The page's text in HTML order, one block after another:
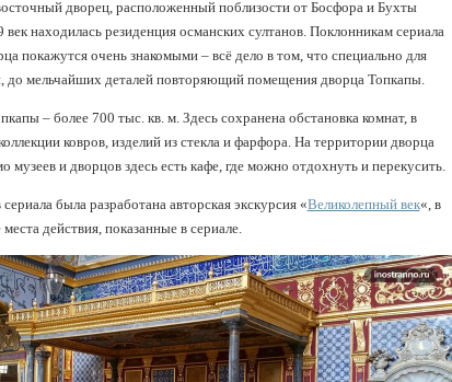
дворец, расположенный поблизости от Босфора и Бухты
находилась резиденция османских султанов. Поклонникам сериала
покажутся очень знакомыми – всё дело в том, что специально для
до мельчайших деталей повторяющий помещения дворца Топкапы.
– более 700 тыс. кв. м. Здесь сохранена обстановка комнат, в
ковров, изделий из стекла и фарфора. На территории дворца
и дворцов здесь есть кафе, где можно отдохнуть и перекусить.
была разработана авторская экскурсия «Великолепный век«, в
действия, показанные в сериале.